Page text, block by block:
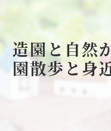
造園と自然
園散歩と身